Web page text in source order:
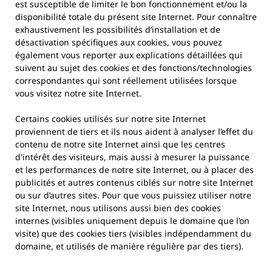
est susceptible de limiter le bon fonctionnement et/ou la
disponibilité totale du présent site Internet. Pour connaître
exhaustivement les possibilités d’installation et de
désactivation spécifiques aux cookies, vous pouvez
également vous reporter aux explications détaillées qui
suivent au sujet des cookies et des fonctions/technologies
correspondantes qui sont réellement utilisées lorsque
vous visitez notre site Internet.
Certains cookies utilisés sur notre site Internet
proviennent de tiers et ils nous aident à analyser l’effet du
contenu de notre site Internet ainsi que les centres
d'intérêt des visiteurs, mais aussi à mesurer la puissance
et les performances de notre site Internet, ou à placer des
publicités et autres contenus ciblés sur notre site Internet
ou sur d’autres sites. Pour que vous puissiez utiliser notre
site Internet, nous utilisons aussi bien des cookies
internes (visibles uniquement depuis le domaine que l’on
visite) que des cookies tiers (visibles indépendamment du
domaine, et utilisés de manière régulière par des tiers).